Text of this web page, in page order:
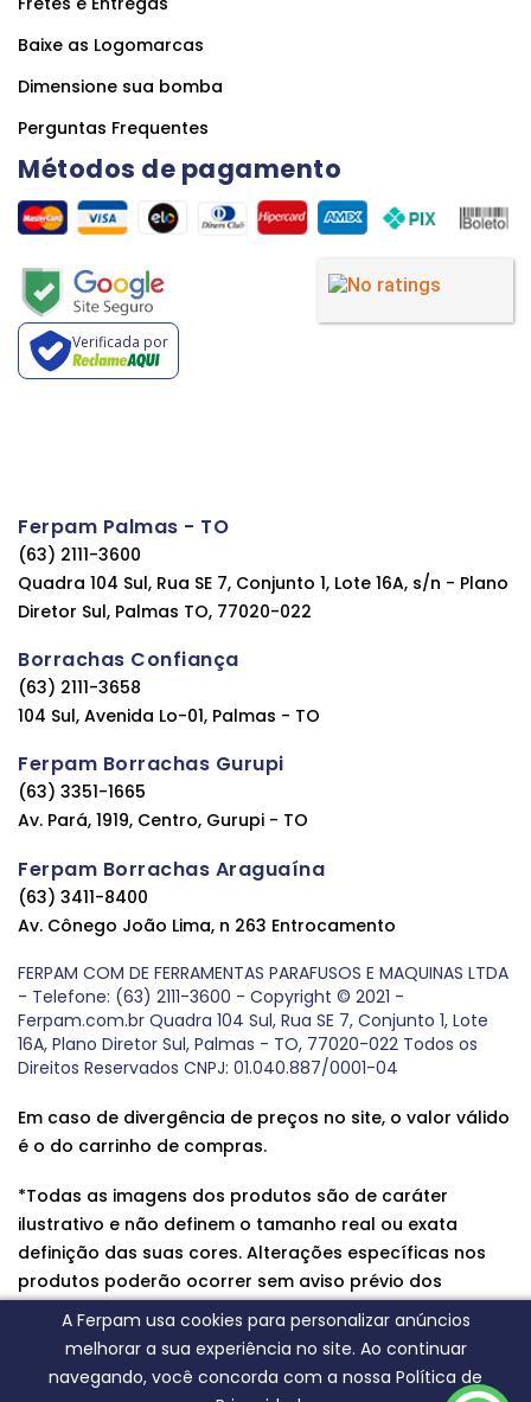
A Ferpam usa cookies para personalizar anúncios
melhorar a sua experiência no site. Ao continuar
navegando, você concorda com a nossa Política de
Baixe as Logomarcas
Dimensione sua bomba
Perguntas Frequentes
Métodos de pagamento
Verificada por
Ferpam Palmas - TO
(63) 2111-3600
Quadra 104 Sul, Rua SE 7, Conjunto 1, Lote 16A, s/n - Plano
Diretor Sul, Palmas TO, 77020-022
Borrachas Confiança
(63) 2111-3658
104 Sul, Avenida Lo-01, Palmas - TO
Ferpam Borrachas Gurupi
(63) 3351-1665
Av. Pará, 1919, Centro, Gurupi - TO
Ferpam Borrachas Araguaína
(63) 3411-8400
Av. Cônego João Lima, n 263 Entrocamento
FERPAM COM DE FERRAMENTAS PARAFUSOS E MAQUINAS LTDA
- Telefone: (63) 2111-3600 - Copyright © 2021 -
Ferpam.com.br Quadra 104 Sul, Rua SE 7, Conjunto 1, Lote
16A, Plano Diretor Sul, Palmas - TO, 77020-022 Todos os
Direitos Reservados CNPJ: 01.040.887/0001-04
Em caso de divergência de preços no site, o valor válido
é o do carrinho de compras.
*Todas as imagens dos produtos são de caráter
ilustrativo e não definem o tamanho real ou exata
definição das suas cores. Alterações específicas nos
produtos poderão ocorrer sem aviso prévio dos
fornecedores, qualquer dúvida sobre nossos produtos
entre em contato conosco.